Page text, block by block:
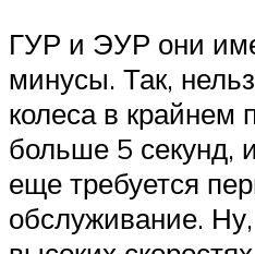
ГУР и ЭУР они
минусы. Так,
колеса в крайнем
больше 5 секунд,
еще требуется
обслуживание.